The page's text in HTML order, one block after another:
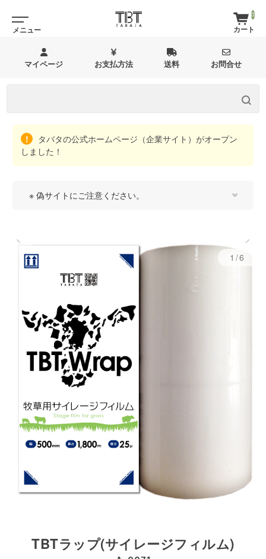
0
マイページ お支払方法 送料 お問合せ
タバタの公式ホームページ（企業サイト）がオープン
しました！
※ 偽サイトにご注意ください。
1/6
TBTラップ(サイレージフィルム)